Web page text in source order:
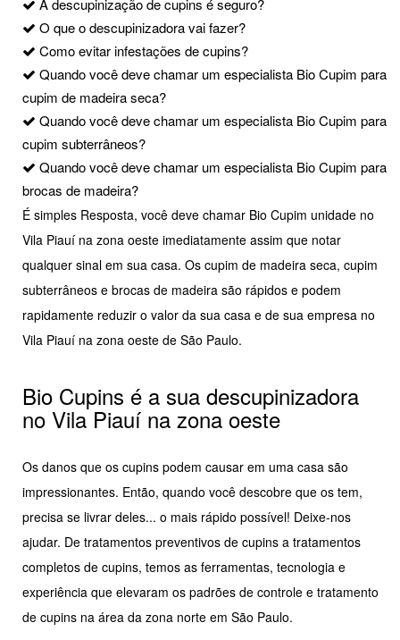
A descupinização de cupins é seguro?
O que o descupinizadora vai fazer?
Como evitar infestações de cupins?
Quando você deve chamar um especialista Bio Cupim para
cupim de madeira seca?
Quando você deve chamar um especialista Bio Cupim para
cupim subterrâneos?
Quando você deve chamar um especialista Bio Cupim para
brocas de madeira?
É simples Resposta, você deve chamar Bio Cupim unidade no
Vila Piauí na zona oeste imediatamente assim que notar
qualquer sinal em sua casa. Os cupim de madeira seca, cupim
subterrâneos e brocas de madeira são rápidos e podem
rapidamente reduzir o valor da sua casa e de sua empresa no
Vila Piauí na zona oeste de São Paulo.
Bio Cupins é a sua descupinizadora
no Vila Piauí na zona oeste
Os danos que os cupins podem causar em uma casa são
impressionantes. Então, quando você descobre que os tem,
precisa se livrar deles... o mais rápido possível! Deixe-nos
ajudar. De tratamentos preventivos de cupins a tratamentos
completos de cupins, temos as ferramentas, tecnologia e
experiência que elevaram os padrões de controle e tratamento
de cupins na área da zona norte em São Paulo.